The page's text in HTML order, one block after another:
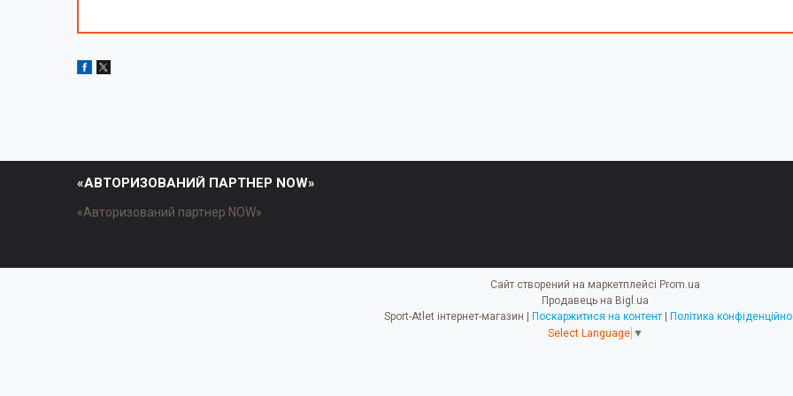
«АВТОРИЗОВАНИЙ ПАРТНЕР NOW»
«Авторизований партнер NOW»
Сайт створений на маркетплейсі Prom.ua
Продавець на Bigl.ua
Поскаржитися на контент
Політика
Select Language ▼